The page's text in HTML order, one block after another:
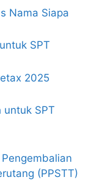
Nama Siapa
SPT
2025
untuk SPT
(PPSTT)